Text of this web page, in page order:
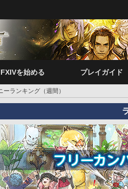
を始める プレイガイド
ーランキング（週間）